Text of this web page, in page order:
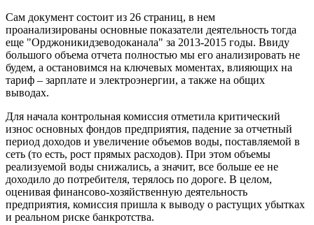
Сам документ состоит из 26 страниц, в нем
проанализированы основные показатели деятельность тогда
еще "Орджоникидзеводоканала" за 2013-2015 годы. Ввиду
большого объема отчета полностью мы его анализировать не
будем, а остановимся на ключевых моментах, влияющих на
тариф – зарплате и электроэнергии, а также на общих
выводах.
Для начала контрольная комиссия отметила критический
износ основных фондов предприятия, падение за отчетный
период доходов и увеличение объемов воды, поставляемой в
сеть (то есть, рост прямых расходов). При этом объемы
реализуемой воды снижались, а значит, все больше ее не
доходило до потребителя, терялось по дороге. В целом,
оценивая финансово-хозяйственную деятельность
предприятия, комиссия пришла к выводу о растущих убытках
и реальном риске банкротства.